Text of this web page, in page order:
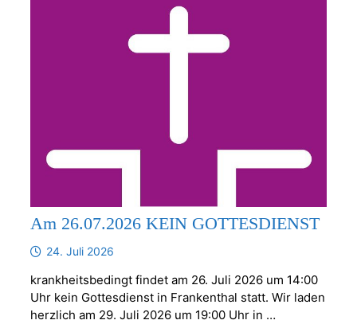
Am 26.07.2026 KEIN GOTTESDIENST
24. Juli 2026
krankheitsbedingt findet am 26. Juli 2026 um 14:00
Uhr kein Gottesdienst in Frankenthal statt. Wir laden
herzlich am 29. Juli 2026 um 19:00 Uhr in …